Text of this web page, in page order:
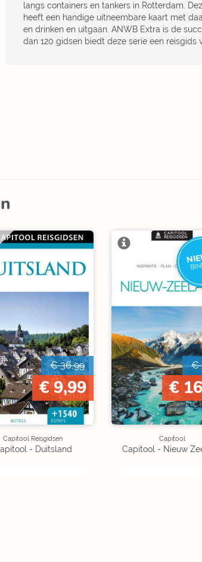
langs containers en tankers in Rotterdam.
heeft een handige uitneembare kaart met
en drinken en uitgaan. ANWB Extra is de
dan 120 gidsen biedt deze serie een
€ 36,99
€ 9,99
Capitool Reisgidsen
- Duitsland
€
€
Capitool
Capitool - Nieuw